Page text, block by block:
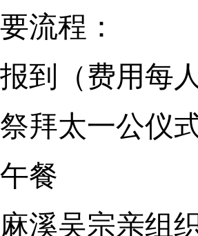
流程：
到（费用每
拜太一公仪
餐
溪吴宗亲组